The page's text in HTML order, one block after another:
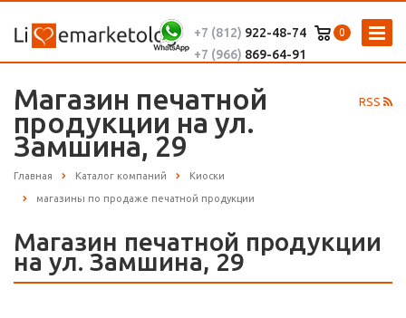
0
+7 (812) 922-48-74
+7 (966) 869-64-91
RSS
Магазин печатной
продукции на ул.
Замшина, 29
Главная Каталог компаний Киоски
магазины по продаже печатной продукции
Магазин печатной продукции
на ул. Замшина, 29